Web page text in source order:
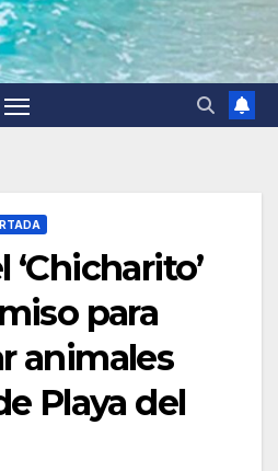
‘Chicharito’
para
animales
Playa del